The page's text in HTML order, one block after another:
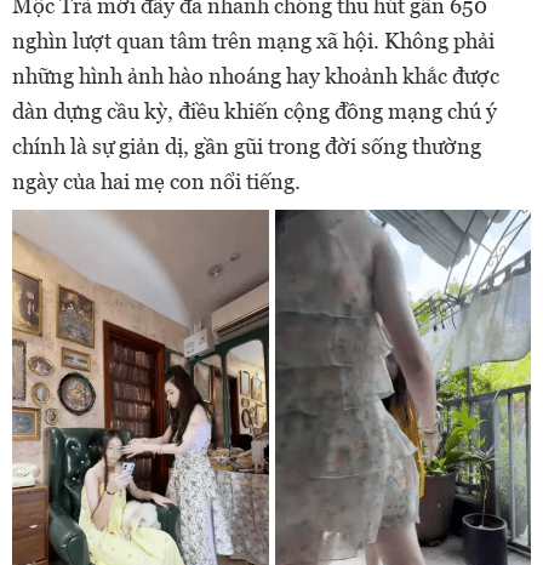
Mộc Trà mới đây đã nhanh chóng thu hút gần 650
nghìn lượt quan tâm trên mạng xã hội. Không phải
những hình ảnh hào nhoáng hay khoảnh khắc được
dàn dựng cầu kỳ, điều khiến cộng đồng mạng chú ý
chính là sự giản dị, gần gũi trong đời sống thường
ngày của hai mẹ con nổi tiếng.